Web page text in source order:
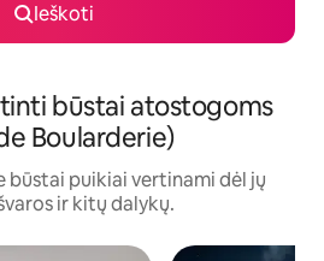
Ieškoti
būstai atostogoms
Boularderie)
būstai puikiai vertinami dėl jų
ir kitų dalykų.